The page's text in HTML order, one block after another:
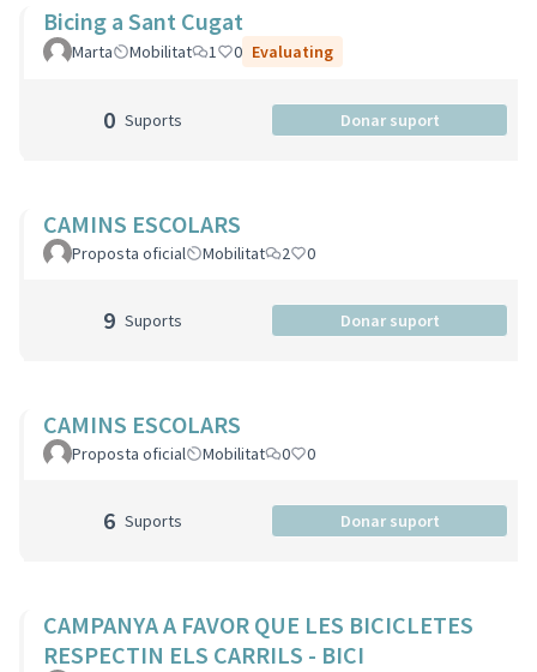
Bicing a Sant Cugat
Marta Mobilitat 1 0 Evaluating
0 Suports Donar suport
CAMINS ESCOLARS
Proposta oficial Mobilitat 2 0
9 Suports Donar suport
CAMINS ESCOLARS
Proposta oficial Mobilitat 0 0
6 Suports Donar suport
CAMPANYA A FAVOR QUE LES BICICLETES
RESPECTIN ELS CARRILS - BICI